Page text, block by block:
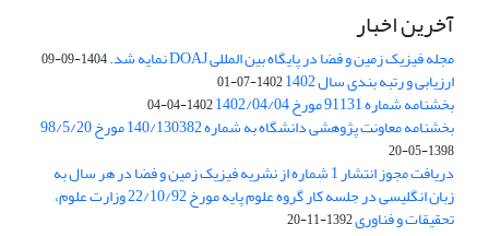
آخرین اخبار
مجله فیزیک زمین و فضا در پایگاه بین المللی DOAJ نمایه شد. 1404-09-09
ارزیابی و رتبه بندی سال 1402 1402-07-01
بخشنامه شماره 91131 مورخ 1402/04/04 1402-04-04
بخشنامه معاونت پژوهشی دانشگاه به شماره 140/130382 مورخ 98/5/20
1398-05-20
دریافت مجوز انتشار 1 شماره از نشریه فیزیک زمین و فضا در هر سال به
زبان انگلیسی در جلسه کار گروه علوم پایه مورخ 22/10/92 وزارت علوم،
تحقیقات و فناوری1392-11-20